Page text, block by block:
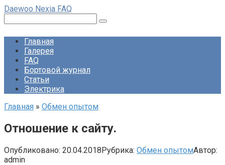
Перейти
контенту
Daewoo Nexia FAQ
Главная
Галерея
FAQ
Бортовой журнал
Статьи
Электрика
Главная » Обмен опытом
Отношение к сайту.
Опубликовано: 20.04.2018Рубрика: Обмен опытомАвтор:
admin